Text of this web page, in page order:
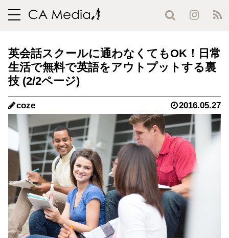
toggle
英会話スクールに通わなくてもOK！日常
生活で無料で英語をアウトプットする裏
技 (2/2ページ)
coze 2016.05.27